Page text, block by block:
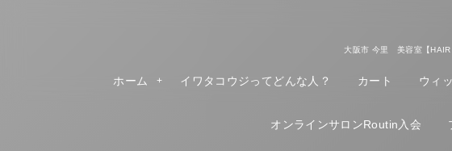
大阪市 今里 美容室【HAIR
ホーム イワタコウジってどんな人？ カート ウィ
オンラインサロンRoutin入会